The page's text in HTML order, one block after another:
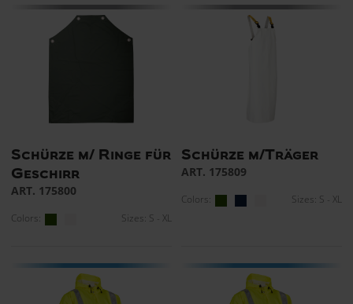
Schürze m/ Ringe für
Geschirr
ART. 175800
Colors: Sizes: S - XL
Schürze m/Träger
ART. 175809
Colors: Sizes: S - XL